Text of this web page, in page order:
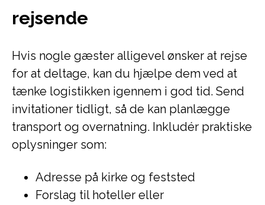
rejsende
Hvis nogle gæster alligevel ønsker at rejse
for at deltage, kan du hjælpe dem ved at
tænke logistikken igennem i god tid. Send
invitationer tidligt, så de kan planlægge
transport og overnatning. Inkludér praktiske
oplysninger som:
Adresse på kirke og feststed
Forslag til hoteller eller